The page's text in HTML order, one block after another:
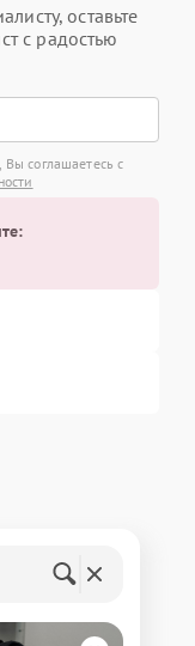
оставьте
с радостью
соглашаетесь с